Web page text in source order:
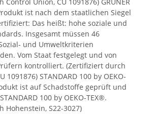
ist nach dem staatlichen Siegel
Das heißt: hohe soziale und
Insgesamt müssen 46
und Umweltkriterien
Vom Staat festgelegt und von
kontrolliert. (Zertifiziert durch
1091876) STANDARD 100 by OEKO-
ist auf Schadstoffe geprüft und
100 by OEKO-TEX®.
Hohenstein, S22-3027)